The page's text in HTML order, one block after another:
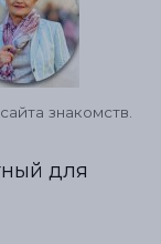
знакомств.
для